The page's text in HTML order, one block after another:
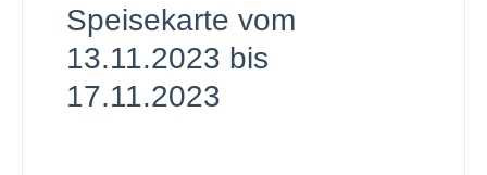
Speisekarte vom
13.11.2023 bis
17.11.2023